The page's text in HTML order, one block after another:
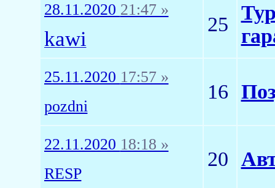
28.11.2020 21:47 »
kawi
25
25.11.2020 17:57 »
pozdni
16
22.11.2020 18:18 »
RESP
20